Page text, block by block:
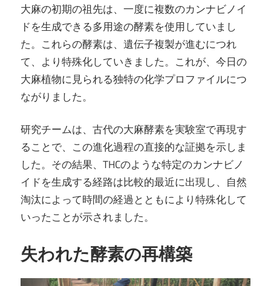
大麻の初期の祖先は、一度に複数のカンナビノイ
ドを生成できる多用途の酵素を使用していまし
た。これらの酵素は、遺伝子複製が進むにつれ
て、より特殊化していきました。これが、今日の
大麻植物に見られる独特の化学プロファイルにつ
ながりました。
研究チームは、古代の大麻酵素を実験室で再現す
ることで、この進化過程の直接的な証拠を示しま
した。その結果、THCのような特定のカンナビノ
イドを生成する経路は比較的最近に出現し、自然
淘汰によって時間の経過とともにより特殊化して
いったことが示されました。
失われた酵素の再構築